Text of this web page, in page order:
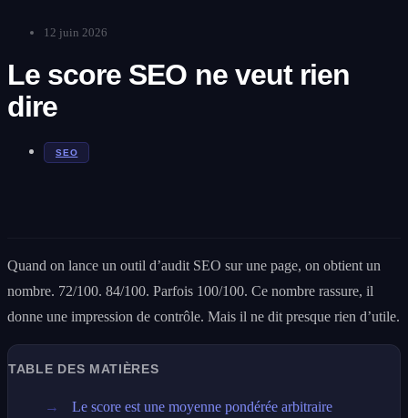
12 juin 2026
Le score SEO ne veut rien
dire
SEO
Quand on lance un outil d’audit SEO sur une page, on obtient un
nombre. 72/100. 84/100. Parfois 100/100. Ce nombre rassure, il
donne une impression de contrôle. Mais il ne dit presque rien d’utile.
TABLE DES MATIÈRES
Le score est une moyenne pondérée arbitraire